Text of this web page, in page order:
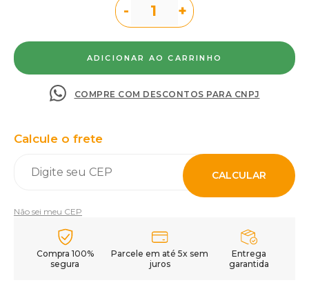
- +
COMPRE COM DESCONTOS PARA CNPJ
Calcule o frete
CALCULAR
Não sei meu CEP
Compra 100%
segura
Parcele em até 5x sem
juros
Entrega
garantida